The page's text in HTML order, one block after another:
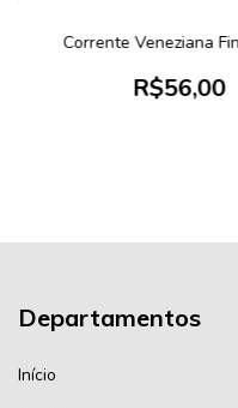
Corrente Veneziana
R$56,00
Departamentos
Início